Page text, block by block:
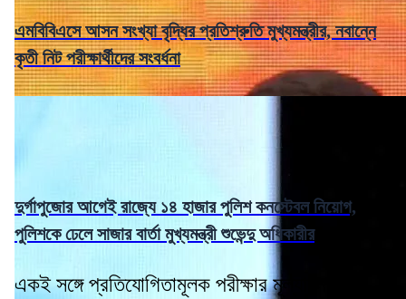
এমবিবিএসে আসন সংখ্যা বৃদ্ধির প্রতিশ্রুতি মুখ্যমন্ত্রীর, নবান্নে
কৃতী নিট পরীক্ষার্থীদের সংবর্ধনা
দুর্গাপুজোর আগেই রাজ্যে ১৪ হাজার পুলিশ কনস্টেবল নিয়োগ,
পুলিশকে ঢেলে সাজার বার্তা মুখ্যমন্ত্রী শুভেন্দু অধিকারীর
একই সঙ্গে প্রতিযোগিতামূলক পরীক্ষার মূল্যায়ন